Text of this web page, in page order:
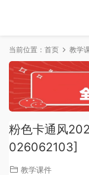
当前位置： 首页 教学
粉色卡通风
026062103]
教学课件